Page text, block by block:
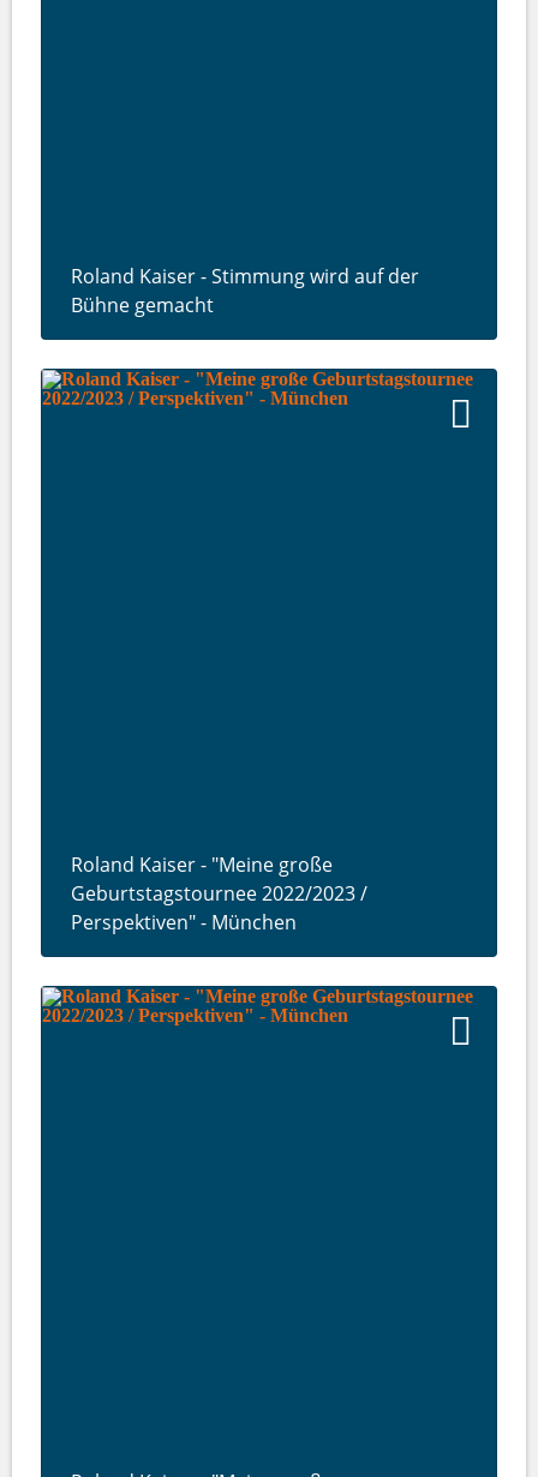
Roland Kaiser - Stimmung wird auf der
Bühne gemacht
Roland Kaiser - "Meine große
Geburtstagstournee 2022/2023 /
Perspektiven" - München